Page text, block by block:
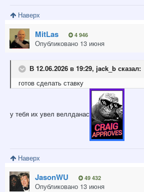
Наверх
MitLas 4 946
Опубликовано 13 июня
В 12.06.2026 в 19:29, jack_b сказал:
готов сделать ставку
у тебя их увел веллданас
Наверх
JasonWU 49 432
Опубликовано 13 июня